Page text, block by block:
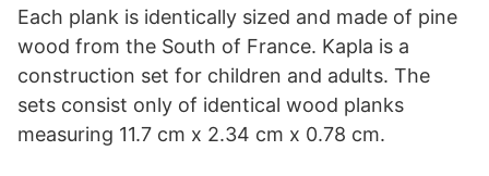
Each plank is identically sized and made of pine
wood from the South of France. Kapla is a
construction set for children and adults. The
sets consist only of identical wood planks
measuring 11.7 cm x 2.34 cm x 0.78 cm.